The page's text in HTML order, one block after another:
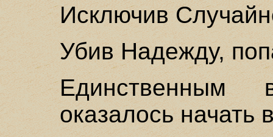
Исключив
Убив Надежду,
Единственным
оказалось начать